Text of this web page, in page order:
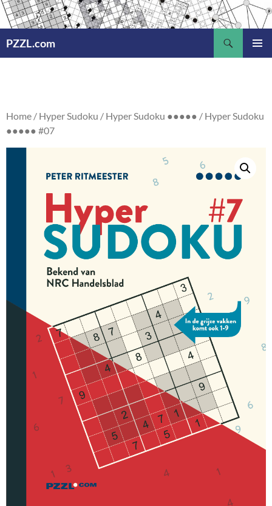
Ga
naar
inhoud
PZZL.com
Home / Hyper Sudoku / Hyper Sudoku ●●●●● / Hyper Sudoku
●●●●● #07